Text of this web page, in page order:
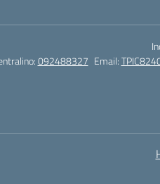
092488327 Email: